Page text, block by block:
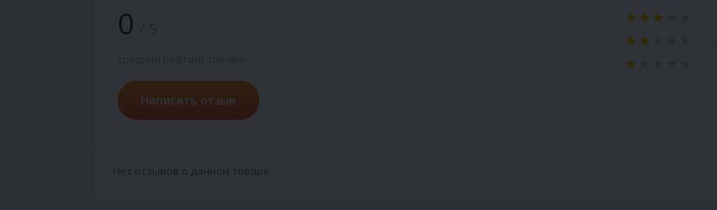
0
Написать отзыв
Нет отзывов о данном товаре.